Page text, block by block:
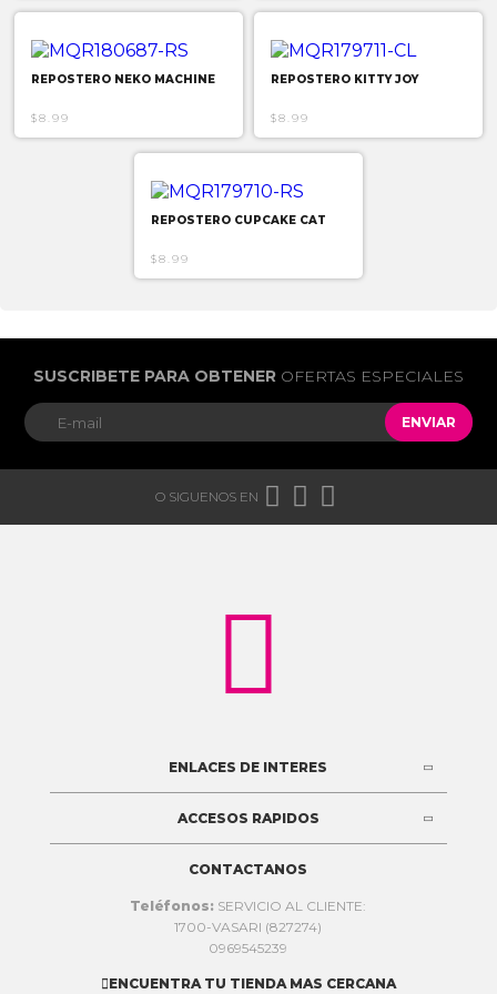
REPOSTERO NEKO MACHINE
$8.99
REPOSTERO KITTY JOY
$8.99
REPOSTERO CUPCAKE CAT
$8.99
SUSCRIBETE PARA OBTENER OFERTAS ESPECIALES
ENVIAR
O SIGUENOS EN   

ENLACES DE INTERES
ACCESOS RAPIDOS
CONTACTANOS
Teléfonos: SERVICIO AL CLIENTE:
1700-VASARI (827274)
0969545239
ENCUENTRA TU TIENDA MAS CERCANA